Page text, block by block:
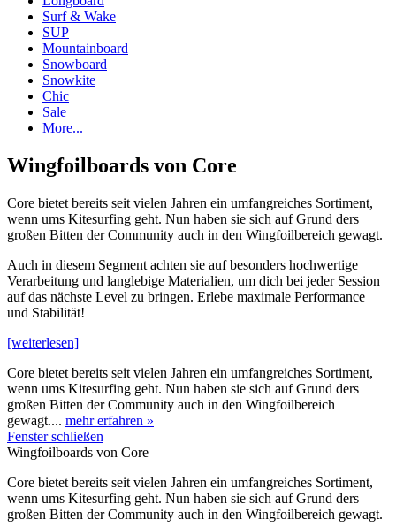
Surf & Wake
SUP
Mountainboard
Snowboard
Snowkite
Chic
Sale
More...
Wingfoilboards von Core
Core bietet bereits seit vielen Jahren ein umfangreiches Sortiment,
wenn ums Kitesurfing geht. Nun haben sie sich auf Grund ders
großen Bitten der Community auch in den Wingfoilbereich gewagt.
Auch in diesem Segment achten sie auf besonders hochwertige
Verarbeitung und langlebige Materialien, um dich bei jeder Session
auf das nächste Level zu bringen. Erlebe maximale Performance
und Stabilität!
[weiterlesen]
Core bietet bereits seit vielen Jahren ein umfangreiches Sortiment,
wenn ums Kitesurfing geht. Nun haben sie sich auf Grund ders
großen Bitten der Community auch in den Wingfoilbereich
gewagt.... mehr erfahren »
Fenster schließen
Wingfoilboards von Core
Core bietet bereits seit vielen Jahren ein umfangreiches Sortiment,
wenn ums Kitesurfing geht. Nun haben sie sich auf Grund ders
großen Bitten der Community auch in den Wingfoilbereich gewagt.